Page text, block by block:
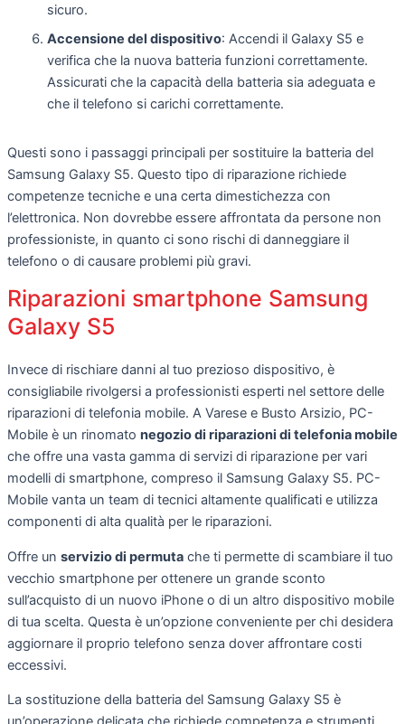
sicuro.
Accensione del dispositivo: Accendi il Galaxy S5 e
verifica che la nuova batteria funzioni correttamente.
Assicurati che la capacità della batteria sia adeguata e
che il telefono si carichi correttamente.
Questi sono i passaggi principali per sostituire la batteria del
Samsung Galaxy S5. Questo tipo di riparazione richiede
competenze tecniche e una certa dimestichezza con
l’elettronica. Non dovrebbe essere affrontata da persone non
professioniste, in quanto ci sono rischi di danneggiare il
telefono o di causare problemi più gravi.
Riparazioni smartphone Samsung
Galaxy S5
Invece di rischiare danni al tuo prezioso dispositivo, è
consigliabile rivolgersi a professionisti esperti nel settore delle
riparazioni di telefonia mobile. A Varese e Busto Arsizio, PC-
Mobile è un rinomato negozio di riparazioni di telefonia mobile
che offre una vasta gamma di servizi di riparazione per vari
modelli di smartphone, compreso il Samsung Galaxy S5. PC-
Mobile vanta un team di tecnici altamente qualificati e utilizza
componenti di alta qualità per le riparazioni.
Offre un servizio di permutache ti permette di scambiare il tuo
vecchio smartphone per ottenere un grande sconto
sull’acquisto di un nuovo iPhone o di un altro dispositivo mobile
di tua scelta. Questa è un’opzione conveniente per chi desidera
aggiornare il proprio telefono senza dover affrontare costi
eccessivi.
La sostituzione della batteria del Samsung Galaxy S5 è